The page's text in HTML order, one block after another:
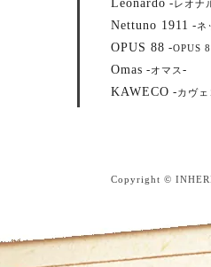
-レオナ
Nettuno 1911 -ネ
OPUS 88 -OPUS
Omas -オマス -
KAWECO -カヴェ
Copyright ©